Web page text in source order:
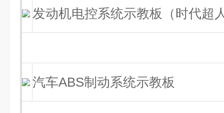
发动机电控系统示教板（时代超
汽车ABS制动系统示教板